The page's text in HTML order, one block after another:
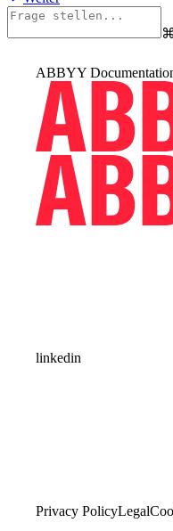
⌘
ABBYY
linkedin
Privacy PolicyLegal